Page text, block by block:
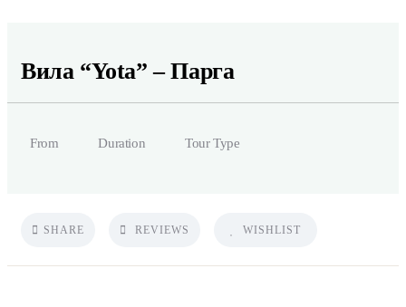
Вила “Yota” – Парга
From Duration Tour Type
SHARE REVIEWS WISHLIST